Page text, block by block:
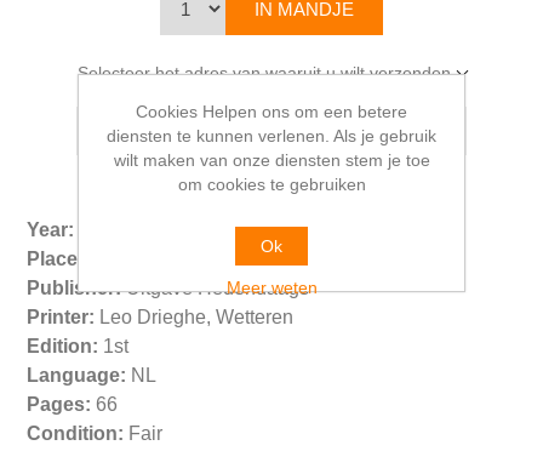
Selecteer het adres van waaruit u wilt verzenden
Year:
Place:
Publisher:Uitgave Hedendaags
Printer: Leo Drieghe, Wetteren
Edition: 1st
Language: NL
Pages: 66
Condition: Fair
Cookies Helpen ons om een betere
diensten te kunnen verlenen. Als je gebruik
wilt maken van onze diensten stem je toe
om cookies te gebruiken
Ok
Meer weten